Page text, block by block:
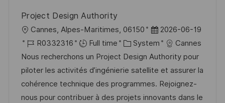
e
Project Design Authority
L
o
c
a
t
i
Cannes, Alpes-Maritimes, 06150
P
o
s
t
e
d
2026-06-19
J
o
b
I
d
R0332316 Full time
C
a
t
e
g
System
Cannes
Nous recherchons un Project Design Authority pour
piloter les activités d’ingénierie satellite et assurer la
cohérence technique des programmes. Rejoignez-
nous pour contribuer à des projets innovants dans le